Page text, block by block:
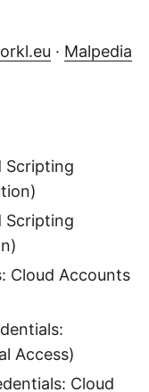
orkl.eu · Malpedia
Scripting
Scripting
Cloud Accounts
Access)
Cloud